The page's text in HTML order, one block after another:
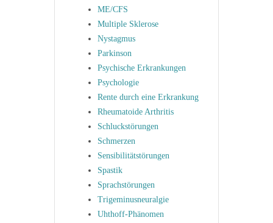
ME/CFS
Multiple Sklerose
Nystagmus
Parkinson
Psychische Erkrankungen
Psychologie
Rente durch eine Erkrankung
Rheumatoide Arthritis
Schluckstörungen
Schmerzen
Sensibilitätstörungen
Spastik
Sprachstörungen
Trigeminusneuralgie
Uhthoff-Phänomen